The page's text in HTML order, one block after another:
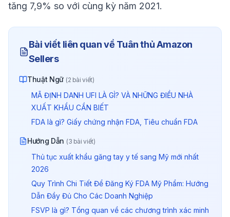
tăng 7,9% so với cùng kỳ năm 2021.
Bài viết liên quan về Tuân thủ Amazon
Sellers
Thuật Ngữ (2 bài viết)
MÃ ĐỊNH DANH UFI LÀ GÌ? VÀ NHỮNG ĐIỀU NHÀ
XUẤT KHẨU CẦN BIẾT
FDA là gì? Giấy chứng nhận FDA, Tiêu chuẩn FDA
Hướng Dẫn (3 bài viết)
Thủ tục xuất khẩu găng tay y tế sang Mỹ mới nhất
2026
Quy Trình Chi Tiết Để Đăng Ký FDA Mỹ Phẩm: Hướng
Dẫn Đầy Đủ Cho Các Doanh Nghiệp
FSVP là gì? Tổng quan về các chương trình xác minh